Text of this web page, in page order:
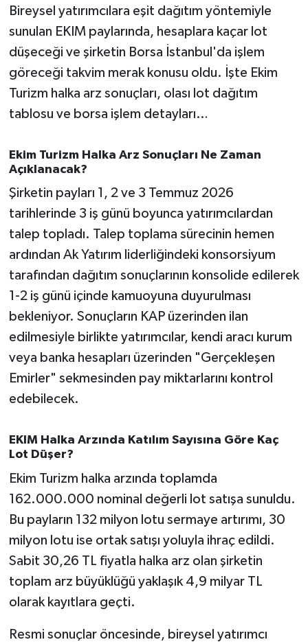
Bireysel yatırımcılara eşit dağıtım yöntemiyle
sunulan EKIM paylarında, hesaplara kaçar lot
düşeceği ve şirketin Borsa İstanbul'da işlem
göreceği takvim merak konusu oldu. İşte Ekim
Turizm halka arz sonuçları, olası lot dağıtım
tablosu ve borsa işlem detayları…
Ekim Turizm Halka Arz Sonuçları Ne Zaman
Açıklanacak?
Şirketin payları 1, 2 ve 3 Temmuz 2026
tarihlerinde 3 iş günü boyunca yatırımcılardan
talep topladı. Talep toplama sürecinin hemen
ardından Ak Yatırım liderliğindeki konsorsiyum
tarafından dağıtım sonuçlarının konsolide edilerek
1-2 iş günü içinde kamuoyuna duyurulması
bekleniyor. Sonuçların KAP üzerinden ilan
edilmesiyle birlikte yatırımcılar, kendi aracı kurum
veya banka hesapları üzerinden "Gerçekleşen
Emirler" sekmesinden pay miktarlarını kontrol
edebilecek.
EKIM Halka Arzında Katılım Sayısına Göre Kaç
Lot Düşer?
Ekim Turizm halka arzında toplamda
162.000.000 nominal değerli lot satışa sunuldu.
Bu payların 132 milyon lotu sermaye artırımı, 30
milyon lotu ise ortak satışı yoluyla ihraç edildi.
Sabit 30,26 TL fiyatla halka arz olan şirketin
toplam arz büyüklüğü yaklaşık 4,9 milyar TL
olarak kayıtlara geçti.
Resmi sonuçlar öncesinde, bireysel yatırımcı
OLAY
OTOMOTİV
Savaştepe
SEYAHAT
SİYASET
Sındırgı
SPOR
Susurluk
TEKNOLOJİ
TÜRKİYE
VİZYONDAKİLER
YAŞAM